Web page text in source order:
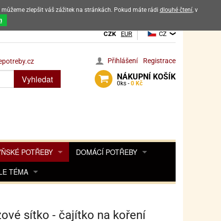
výrobků
CZK EUR CZ
Přihlášení Registrace
NÁKUPNÍ KOŠÍK
0 ks - 0 Kč
Vyhledat
POTŘEBY
KOŘENKY
KÁVOVARŮ
DOMÁCÍ POTŘEBY
KOŠÍKY
TÉMA
PRO FANOUŠKY BARBIE
NAROZENINOVÉ SVÍČKY
sítko - čajítko na koření
zlepšit váš zážitek na stránkách. Pokud máte rádi dlouhé čtení, v